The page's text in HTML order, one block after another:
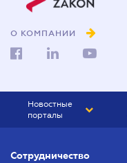
О КОМПАНИИ
Новостные
порталы
БИЗНЕС
Сотрудничество